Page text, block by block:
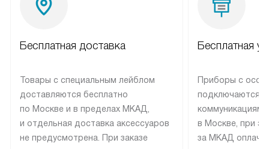
Бесплатная доставка
Товары с специальным лейблом
доставляются бесплатно
по Москве и в пределах МКАД,
и отдельная доставка аксессуаров
не предусмотрена. При заказе
Бесплатная
Приборы с
подключаются к
коммуникациям
в Москве, при
за МКАД